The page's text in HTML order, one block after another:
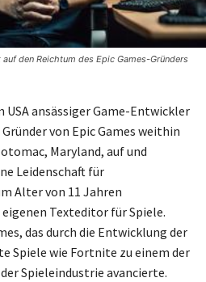
den Reichtum des Epic Games-Gründers
USA ansässiger Game-Entwickler
von Epic Games weithin
Maryland, auf und
Leidenschaft für
Alter von 11 Jahren
Texteditor für Spiele.
das durch die Entwicklung der
Spiele wie Fortnite zu einem der
Spieleindustrie avancierte.